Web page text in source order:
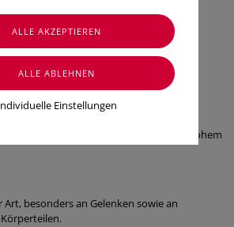
aus weichem Spezialgewebe mit hohem
besonders an Gelenken sowie an
Einstellungen